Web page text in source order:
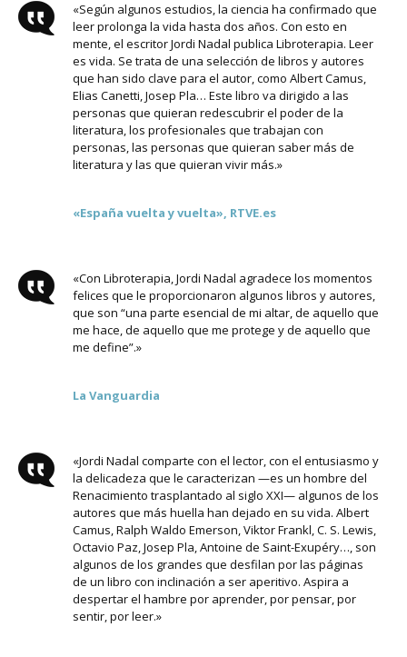
«Según algunos estudios, la ciencia ha confirmado que
leer prolonga la vida hasta dos años. Con esto en
mente, el escritor Jordi Nadal publica Libroterapia. Leer
es vida. Se trata de una selección de libros y autores
que han sido clave para el autor, como Albert Camus,
Elias Canetti, Josep Pla… Este libro va dirigido a las
personas que quieran redescubrir el poder de la
literatura, los profesionales que trabajan con
personas, las personas que quieran saber más de
literatura y las que quieran vivir más.»
«España vuelta y vuelta», RTVE.es
«Con Libroterapia, Jordi Nadal agradece los momentos
felices que le proporcionaron algunos libros y autores,
que son “una parte esencial de mi altar, de aquello que
me hace, de aquello que me protege y de aquello que
me define”.»
La Vanguardia
«Jordi Nadal comparte con el lector, con el entusiasmo y
la delicadeza que le caracterizan —es un hombre del
Renacimiento trasplantado al siglo XXI— algunos de los
autores que más huella han dejado en su vida. Albert
Camus, Ralph Waldo Emerson, Viktor Frankl, C. S. Lewis,
Octavio Paz, Josep Pla, Antoine de Saint-Exupéry…, son
algunos de los grandes que desfilan por las páginas
de un libro con inclinación a ser aperitivo. Aspira a
despertar el hambre por aprender, por pensar, por
sentir, por leer.»